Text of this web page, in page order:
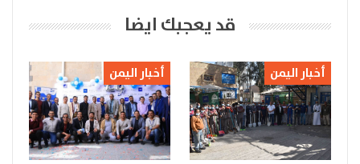
قد يعجبك ايضا
أخبار اليمن أخبار اليمن